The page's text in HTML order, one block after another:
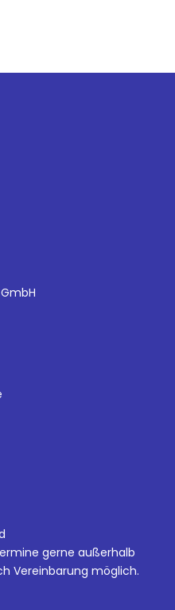
gerne außerhalb
Vereinbarung möglich.